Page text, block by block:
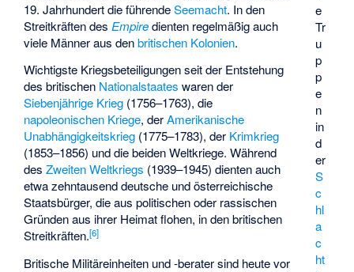
e
Tr
u
p
p
e
n
in
d
er
S
c
hl
a
c
ht
19. Jahrhundert die führendeSeemacht. In den
Streitkräften des Empiredienten regelmäßig auch
viele Männer aus denbritischen Kolonien.
Wichtigste Kriegsbeteiligungen seit der Entstehung
des britischen Nationalstaates waren der
Siebenjährige Krieg (1756–1763), die
napoleonischen Kriege, derAmerikanische
Unabhängigkeitskrieg (1775–1783), der Krimkrieg
(1853–1856) und die beiden Weltkriege. Während
desZweiten Weltkriegs (1939–1945) dienten auch
etwa zehntausend deutsche und österreichische
Staatsbürger, die aus politischen oder rassischen
Gründen aus ihrer Heimat flohen, in den britischen
Streitkräften.[6]
Britische Militäreinheiten und -berater sind heute vor